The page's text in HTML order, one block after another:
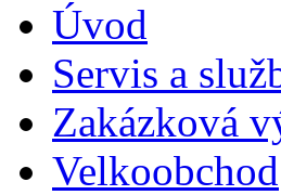
Úvod
Servis a
Zakázková
Velkoobchod